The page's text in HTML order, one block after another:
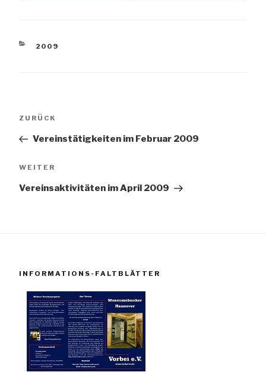
KATEGORIEN
2009
Vorheriger
ZURÜCK
Vereinstätigkeiten im Februar 2009
Nächster
WEITER
Vereinsaktivitäten im April 2009
INFORMATIONS-FALTBLÄTTER